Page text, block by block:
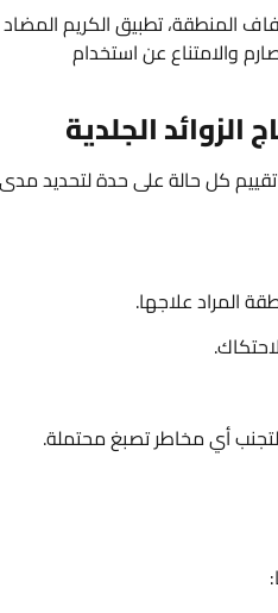
المنطقة، تطبيق الكريم المضاد
والامتناع عن استخدام
الجلدية
تقييم كل حالة على حدة لتحديد مدى
المراد علاجها.
لتجنب أي مخاطر تصبغ محتملة.